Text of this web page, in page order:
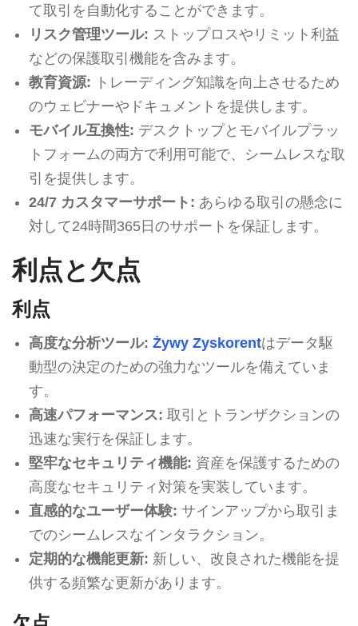
て取引を自動化することができます。
リスク管理ツール: ストップロスやリミット利益
などの保護取引機能を含みます。
教育資源: トレーディング知識を向上させるため
のウェビナーやドキュメントを提供します。
モバイル互換性: デスクトップとモバイルプラッ
トフォームの両方で利用可能で、シームレスな取
引を提供します。
24/7 カスタマーサポート: あらゆる取引の懸念に
対して24時間365日のサポートを保証します。
利点と欠点
利点
高度な分析ツール: Żywy Zyskorentはデータ駆
動型の決定のための強力なツールを備えていま
す。
高速パフォーマンス: 取引とトランザクションの
迅速な実行を保証します。
堅牢なセキュリティ機能: 資産を保護するための
高度なセキュリティ対策を実装しています。
直感的なユーザー体験: サインアップから取引ま
でのシームレスなインタラクション。
定期的な機能更新: 新しい、改良された機能を提
供する頻繁な更新があります。